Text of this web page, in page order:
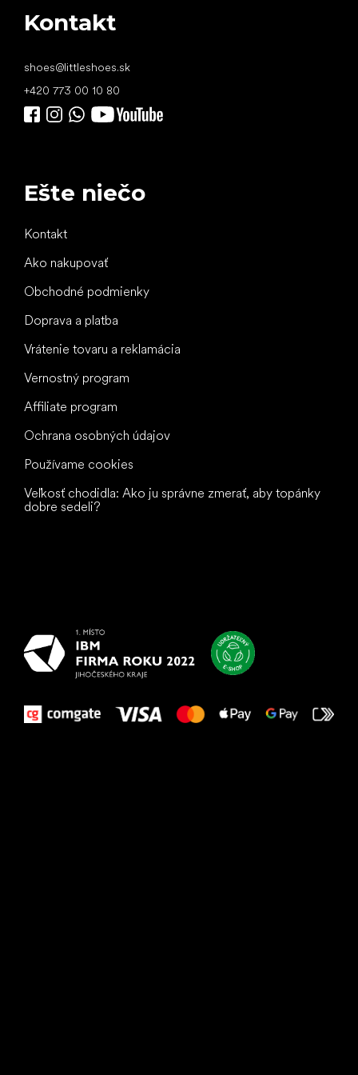
Kontakt
shoes@littleshoes.sk
+420 773 00 10 80
Ešte niečo
Kontakt
Ako nakupovať
Obchodné podmienky
Doprava a platba
Vrátenie tovaru a reklamácia
Vernostný program
Affiliate program
Ochrana osobných údajov
Používame cookies
Veľkosť chodidla: Ako ju správne zmerať, aby topánky
dobre sedeli?